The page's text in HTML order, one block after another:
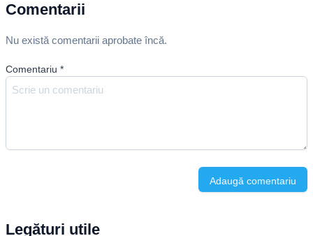
Comentarii
Nu există comentarii aprobate încă.
Comentariu *
Adaugă comentariu
Legături utile